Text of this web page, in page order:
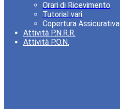
Orari di Ricevimento
Tutorial vari
Copertura Assicurativa
Attività P.N.R.R.
Attività P.O.N.